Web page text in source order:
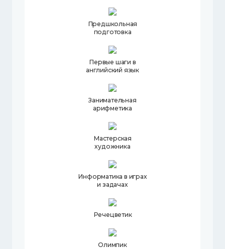
Предшкольная
подготовка
Первые шаги в
английский язык
Занимательная
арифметика
Мастерская
художника
Информатика в играх
и задачах
Речецветик
Олимпик